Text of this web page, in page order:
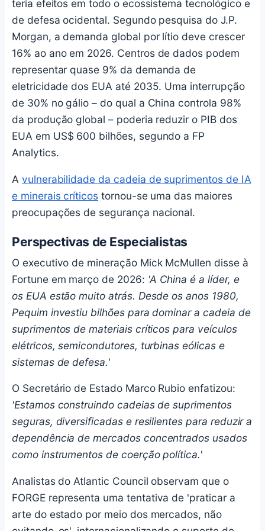
teria efeitos em todo o ecossistema tecnológico e
de defesa ocidental. Segundo pesquisa do J.P.
Morgan, a demanda global por lítio deve crescer
16% ao ano em 2026. Centros de dados podem
representar quase 9% da demanda de
eletricidade dos EUA até 2035. Uma interrupção
de 30% no gálio – do qual a China controla 98%
da produção global – poderia reduzir o PIB dos
EUA em US$ 600 bilhões, segundo a FP
Analytics.
A vulnerabilidade da cadeia de suprimentos de IA
e minerais críticos tornou-se uma das maiores
preocupações de segurança nacional.
Perspectivas de Especialistas
O executivo de mineração Mick McMullen disse à
Fortune em março de 2026: 'A China é a líder, e
os EUA estão muito atrás. Desde os anos 1980,
Pequim investiu bilhões para dominar a cadeia de
suprimentos de materiais críticos para veículos
elétricos, semicondutores, turbinas eólicas e
sistemas de defesa.'
O Secretário de Estado Marco Rubio enfatizou:
'Estamos construindo cadeias de suprimentos
seguras, diversificadas e resilientes para reduzir a
dependência de mercados concentrados usados
como instrumentos de coerção política.'
Analistas do Atlantic Council observam que o
FORGE representa uma tentativa de 'praticar a
arte do estado por meio dos mercados, não